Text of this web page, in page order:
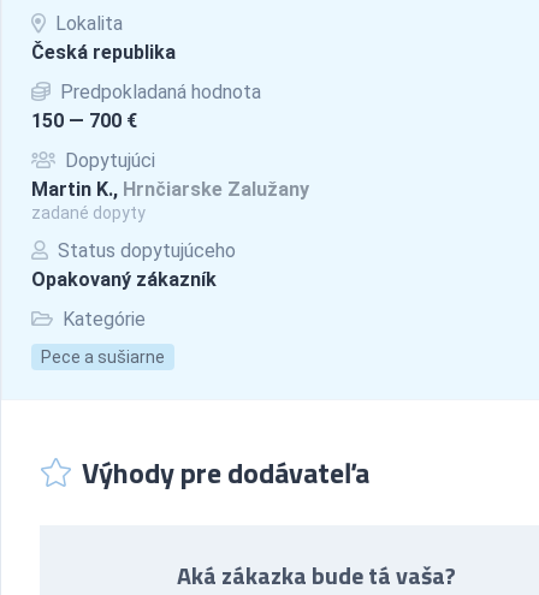
Lokalita
Česká republika
Predpokladaná hodnota
150 — 700 €
Dopytujúci
Martin K., Hrnčiarske Zalužany
zadané dopyty
Status dopytujúceho
Opakovaný zákazník
Kategórie
Pece a sušiarne
Výhody pre dodávateľa
Aká zákazka bude tá vaša?